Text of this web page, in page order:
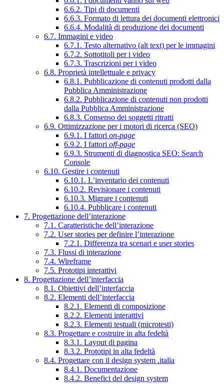
6.6.2. Tipi di documenti
6.6.3. Formato di lettura dei documenti elettronici
6.6.4. Modalità di produzione dei documenti
6.7. Immagini e video
6.7.1. Testo alternativo (alt text) per le immagini
6.7.2. Sottotitoli per i video
6.7.3. Trascrizioni per i video
6.8. Proprietà intellettuale e privacy
6.8.1. Pubblicazione di contenuti prodotti dalla
Pubblica Amministrazione
6.8.2. Pubblicazione di contenuti non prodotti
dalla Pubblica Amministrazione
6.8.3. Consenso dei soggetti ritratti
6.9. Ottimizzazione per i motori di ricerca (SEO)
6.9.1. I fattori on-page
6.9.2. I fattori off-page
6.9.3. Strumenti di diagnostica SEO: Search
Console
6.10. Gestire i contenuti
6.10.1. L’inventario dei contenuti
6.10.2. Revisionare i contenuti
6.10.3. Migrare i contenuti
6.10.4. Pubblicare i contenuti
7. Progettazione dell’interazione
7.1. Caratteristiche dell’interazione
7.2. User stories per definire l’interazione
7.2.1. Differenza tra scenari e user stories
7.3. Flussi di interazione
7.4. Wireframe
7.5. Prototipi interattivi
8. Progettazione dell’interfaccia
8.1. Obiettivi dell’interfaccia
8.2. Elementi dell’interfaccia
8.2.1. Elementi di composizione
8.2.2. Elementi interattivi
8.2.3. Elementi testuali (microtesti)
8.3. Progettare e costruire in alta fedeltà
8.3.1. Layout di pagina
8.3.2. Prototipi in alta fedeltà
8.4. Progettare con il design system .italia
8.4.1. Documentazione
8.4.2. Benefici del design system